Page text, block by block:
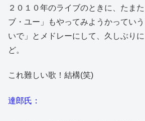
２０１０年のライブのときに、たま
ブ・ユー」もやってみようかってい
いで」とメドレーにして、久しぶり
ど。
これ難しい歌！結構(笑)
達郎氏：